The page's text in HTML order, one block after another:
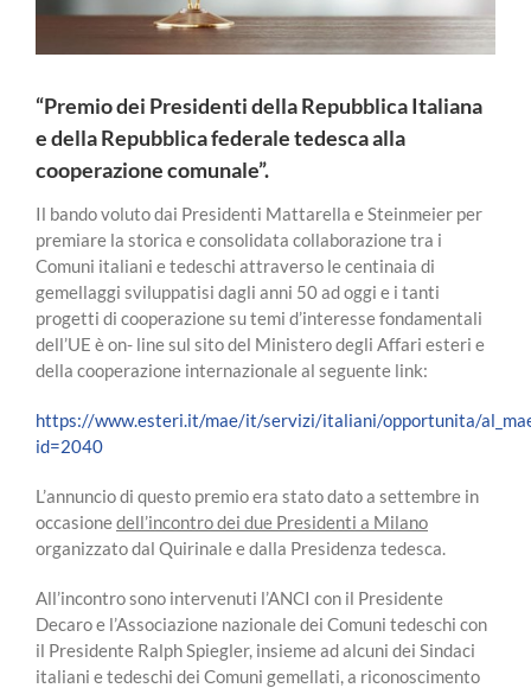
“Premio dei Presidenti della Repubblica Italiana
e della Repubblica federale tedesca alla
cooperazione comunale”.
Il bando voluto dai Presidenti Mattarella e Steinmeier per
premiare la storica e consolidata collaborazione tra i
Comuni italiani e tedeschi attraverso le centinaia di
gemellaggi sviluppatisi dagli anni 50 ad oggi e i tanti
progetti di cooperazione su temi d’interesse fondamentali
dell’UE è on- line sul sito del Ministero degli Affari esteri e
della cooperazione internazionaleal seguente link:
https://www.esteri.it/mae/it/servizi/italiani/opportunita/
id=2040
L’annuncio di questo premio era stato dato a settembre in
occasionedell’incontro dei due Presidenti a Milano
organizzato dal Quirinale e dalla Presidenza tedesca.
All’incontro sono intervenuti l’ANCI con il Presidente
Decaro e l’Associazione nazionale dei Comuni tedeschi con
il Presidente Ralph Spiegler, insieme ad alcuni dei Sindaci
italiani e tedeschi dei Comuni gemellati, a riconoscimento